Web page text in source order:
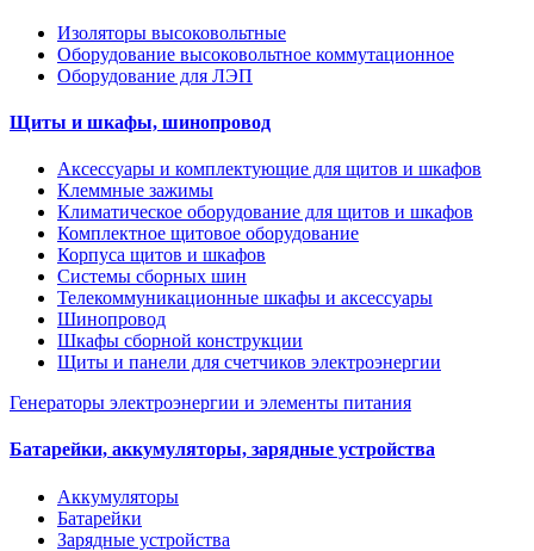
Изоляторы высоковольтные
Оборудование высоковольтное коммутационное
Оборудование для ЛЭП
Щиты и шкафы, шинопровод
Аксессуары и комплектующие для щитов и шкафов
Клеммные зажимы
Климатическое оборудование для щитов и шкафов
Комплектное щитовое оборудование
Корпуса щитов и шкафов
Системы сборных шин
Телекоммуникационные шкафы и аксессуары
Шинопровод
Шкафы сборной конструкции
Щиты и панели для счетчиков электроэнергии
Генераторы электроэнергии и элементы питания
Батарейки, аккумуляторы, зарядные устройства
Аккумуляторы
Батарейки
Зарядные устройства